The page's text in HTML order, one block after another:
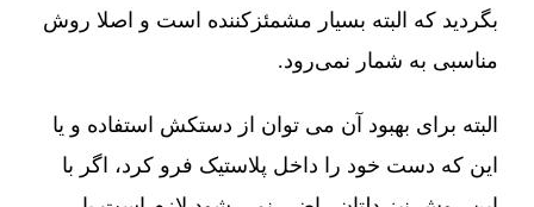
بگردید که البته بسیار مشمئزکننده است و اصلا روش
مناسبی به شمار نمی‌رود.
البته برای بهبود آن می توان از دستکش استفاده و یا
این که دست خود را داخل پلاستیک فرو کرد، اگر با